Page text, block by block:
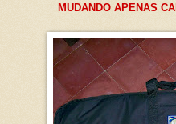
MUDANDO APENAS